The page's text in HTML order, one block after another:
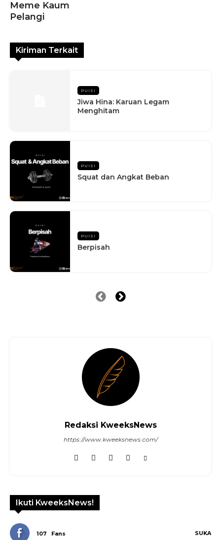
Meme Kaum
Pelangi
Kiriman Terkait
PUISI
Jiwa Hina: Karuan Legam
Menghitam
PUISI
Squat dan Angkat Beban
PUISI
Berpisah
Redaksi KweeksNews
https://www.kweeksnews.com/
Ikuti KweeksNews!
107 Fans SUKA